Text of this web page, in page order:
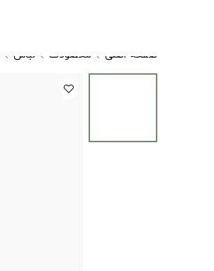
صفحه اصلی محصولات لباس